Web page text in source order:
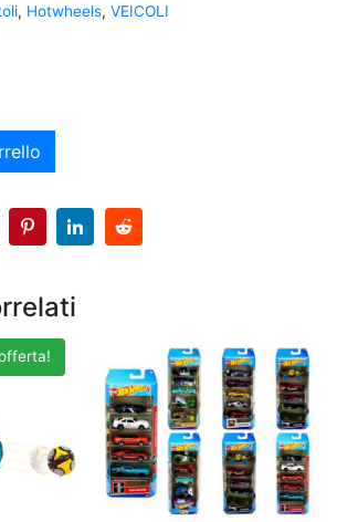
, Hotwheels, VEICOLI